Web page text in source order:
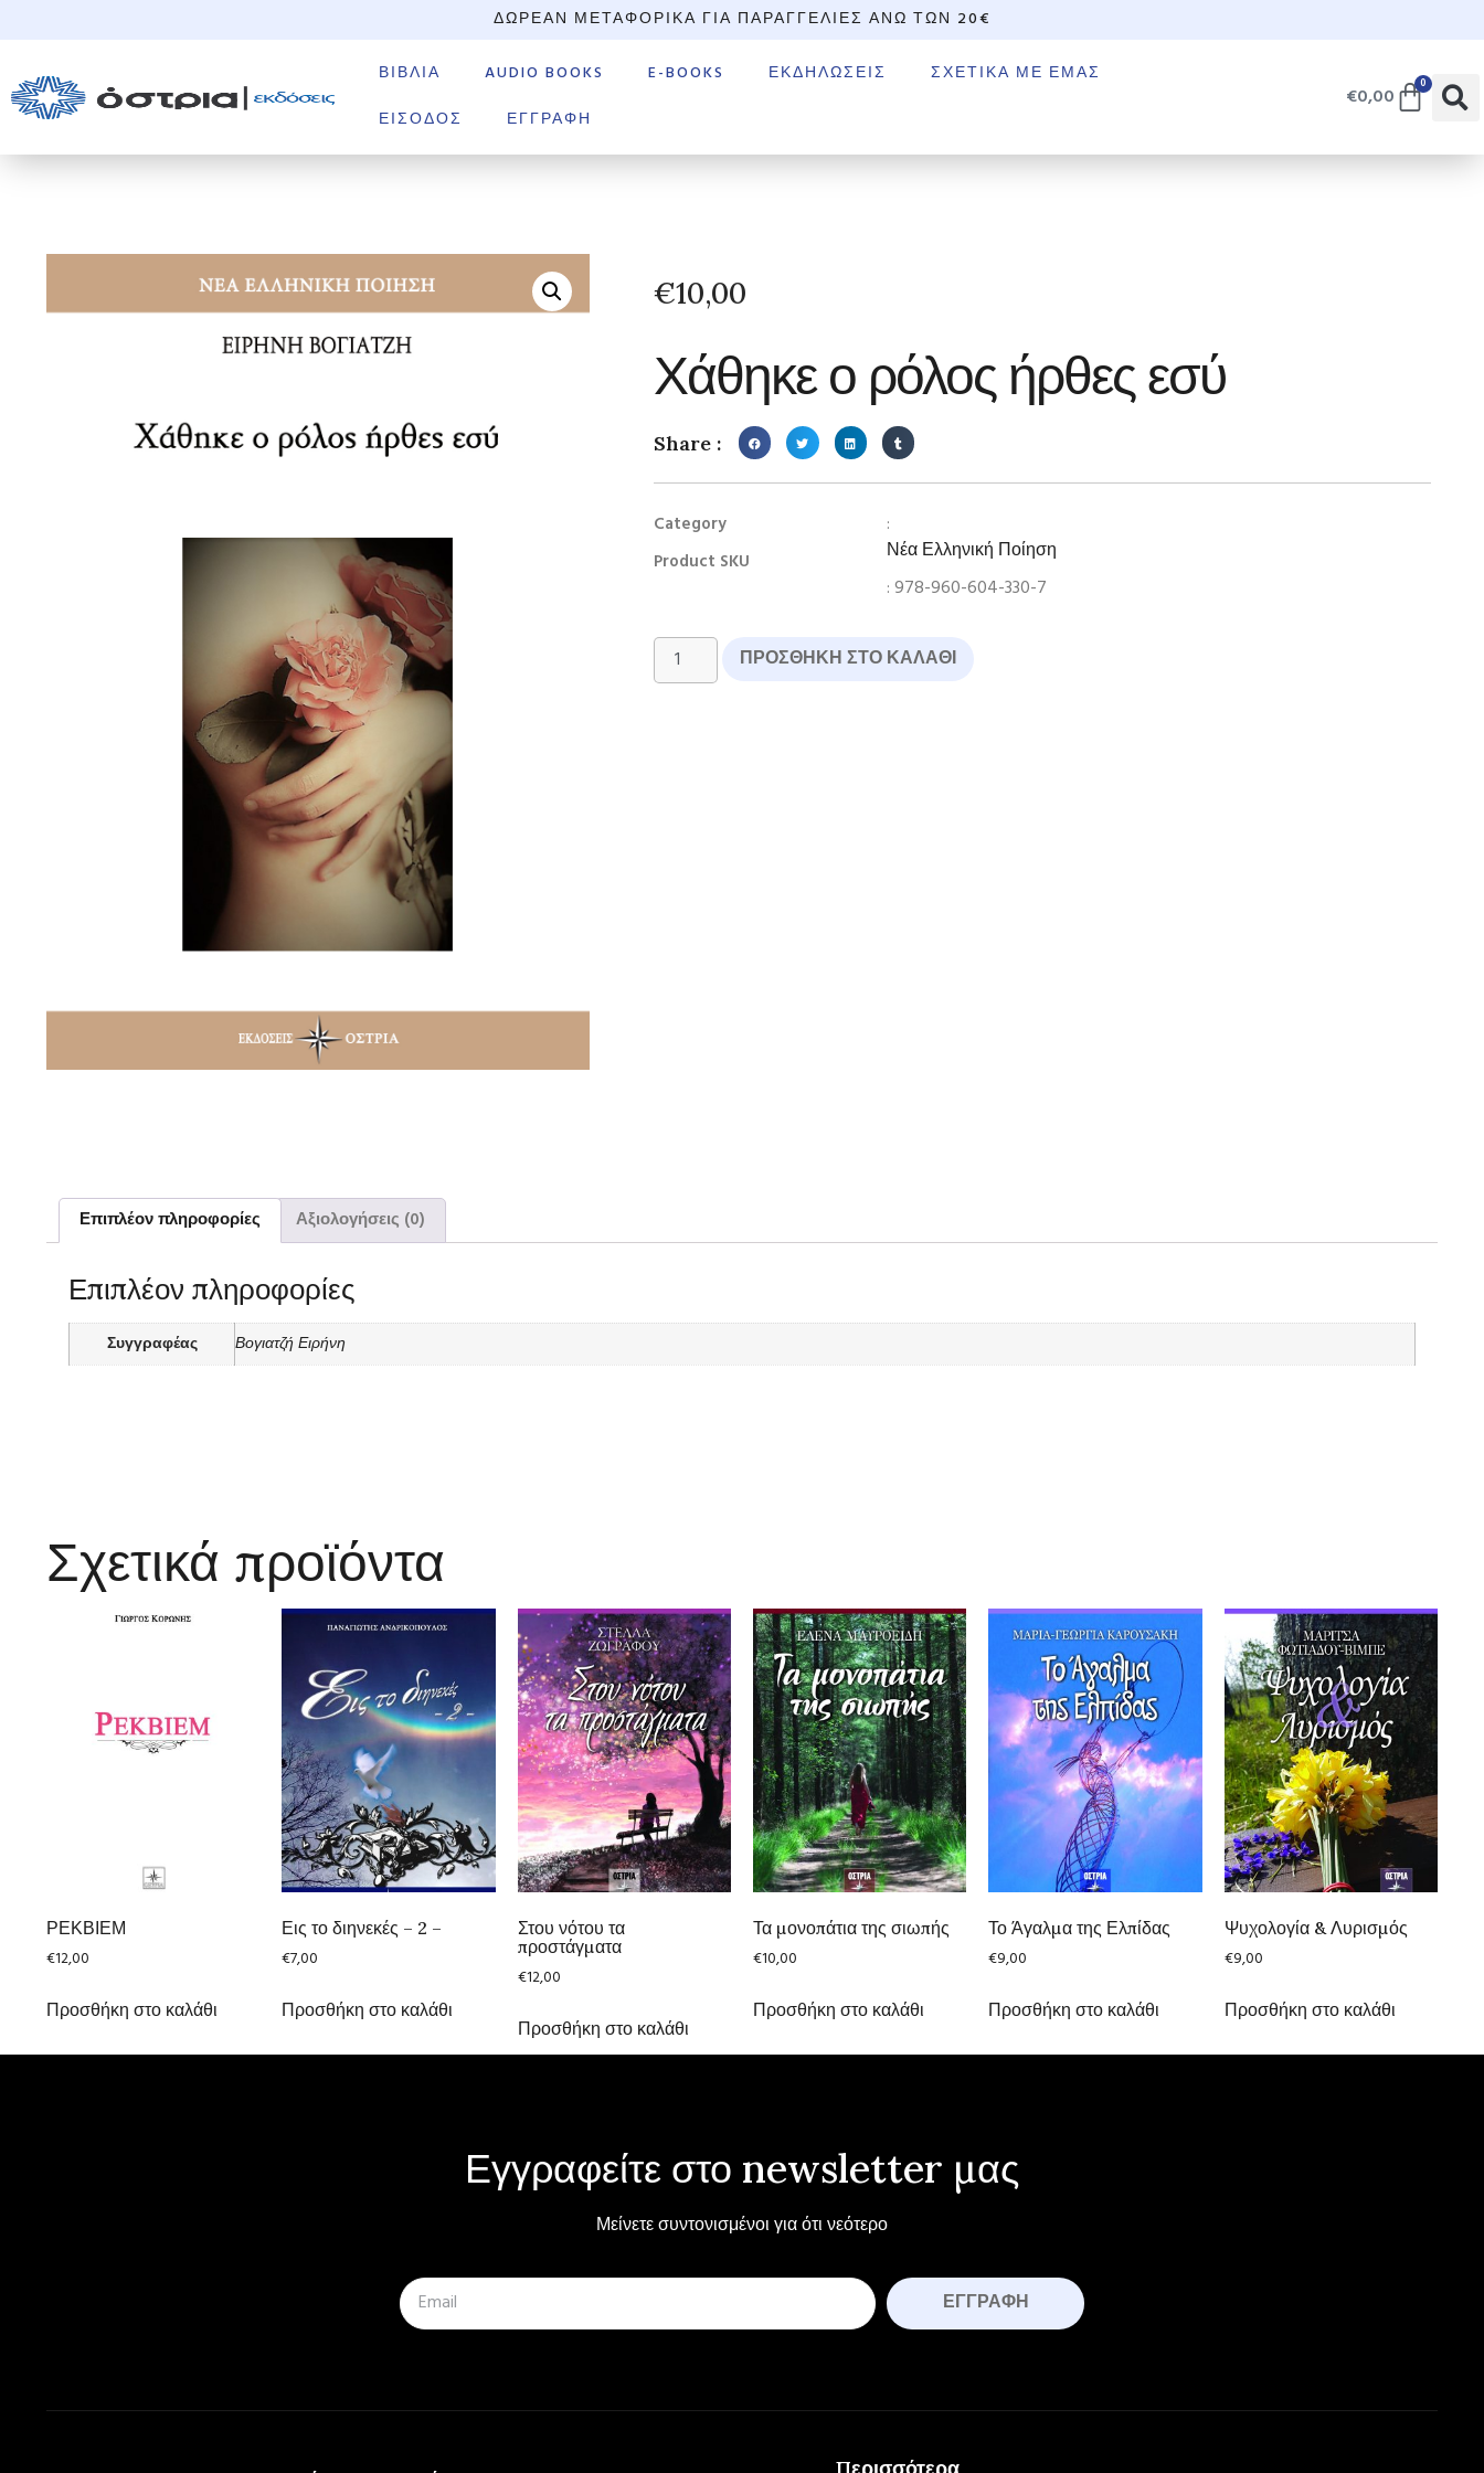
ΔΩΡΕΆΝ ΜΕΤΑΦΟΡΙΚΆ ΓΙΑ ΠΑΡΑΓΓΕΛΊΕΣ ΆΝΩ ΤΩΝ 20€
ΒΙΒΛΊΑ AUDIO BOOKS E-BOOKS ΕΚΔΗΛΏΣΕΙΣ
ΣΧΕΤΙΚΆ ΜΕ ΕΜΆΣ
ΕΊΣΟΔΟΣ
ΕΓΓΡΑΦΉ
€0,00 0
€10,00
Χάθηκε ο ρόλος ήρθες εσύ
Share :
Category
Product SKU
:
Νέα Ελληνική Ποίηση
: 978-960-604-330-7
ΠΡΟΣΘΉΚΗ ΣΤΟ ΚΑΛΆΘΙ
Επιπλέον πληροφορίες Αξιολογήσεις (0)
Επιπλέον πληροφορίες
Συγγραφέας Βογιατζή Ειρήνη
Σχετικά προϊόντα
ΡΕΚΒΙΕΜ
€12,00
Προσθήκη στο καλάθι
Εις το διηνεκές – 2 –
€7,00
Προσθήκη στο καλάθι
Στου νότου τα
προστάγματα
€12,00
Προσθήκη στο καλάθι
Τα μονοπάτια της σιωπής
€10,00
Προσθήκη στο καλάθι
Το Άγαλμα της Ελπίδας
€9,00
Προσθήκη στο καλάθι
Ψυχολογία & Λυρισμός
€9,00
Προσθήκη στο καλάθι
Εγγραφείτε στο newsletter μας
Μείνετε συντονισμένοι για ότι νεότερο
ΕΓΓΡΑΦΉ
Περισσότερα